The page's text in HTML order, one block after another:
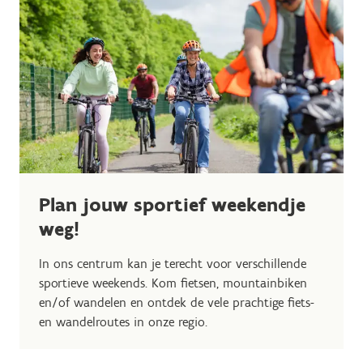
Plan jouw sportief weekendje
weg!
In ons centrum kan je terecht voor verschillende
sportieve weekends. Kom fietsen, mountainbiken
en/of wandelen en ontdek de vele prachtige fiets-
en wandelroutes in onze regio.